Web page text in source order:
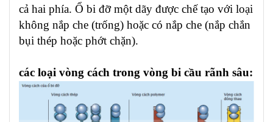
cả hai phía. Ổ bi đỡ một dãy được chế tạo với loại
không nắp che (trống) hoặc có nắp che (nắp chắn
bụi thép hoặc phớt chặn).
các loại vòng cách trong vòng bi cầu rãnh sâu: